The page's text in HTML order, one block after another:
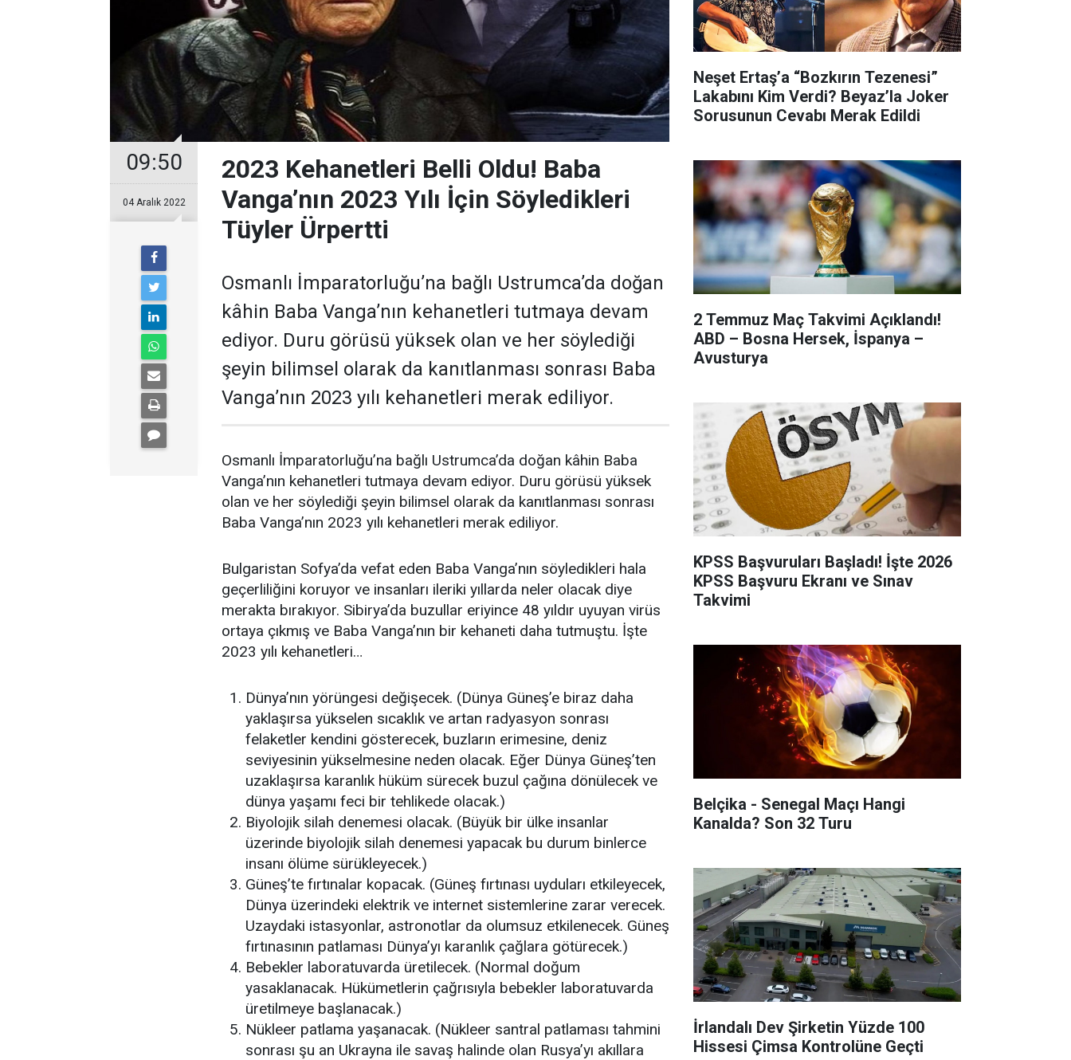
09:50
04 Aralık 2022
2023 Kehanetleri Belli Oldu! Baba
Vanga’nın 2023 Yılı İçin Söyledikleri
Tüyler Ürpertti
Osmanlı İmparatorluğu’na bağlı Ustrumca’da doğan
kâhin Baba Vanga’nın kehanetleri tutmaya devam
ediyor. Duru görüsü yüksek olan ve her söylediği
şeyin bilimsel olarak da kanıtlanması sonrası Baba
Vanga’nın 2023 yılı kehanetleri merak ediliyor.
Osmanlı İmparatorluğu’na bağlı Ustrumca’da doğan kâhin Baba
Vanga’nın kehanetleri tutmaya devam ediyor. Duru görüsü yüksek
olan ve her söylediği şeyin bilimsel olarak da kanıtlanması sonrası
Baba Vanga’nın 2023 yılı kehanetleri merak ediliyor.
Bulgaristan Sofya’da vefat eden Baba Vanga’nın söyledikleri hala
geçerliliğini koruyor ve insanları ileriki yıllarda neler olacak diye
merakta bırakıyor. Sibirya’da buzullar eriyince 48 yıldır uyuyan virüs
ortaya çıkmış ve Baba Vanga’nın bir kehaneti daha tutmuştu. İşte
2023 yılı kehanetleri…
Dünya’nın yörüngesi değişecek. (Dünya Güneş’e biraz daha
yaklaşırsa yükselen sıcaklık ve artan radyasyon sonrası
felaketler kendini gösterecek, buzların erimesine, deniz
seviyesinin yükselmesine neden olacak. Eğer Dünya Güneş’ten
uzaklaşırsa karanlık hüküm sürecek buzul çağına dönülecek ve
dünya yaşamı feci bir tehlikede olacak.)
Biyolojik silah denemesi olacak. (Büyük bir ülke insanlar
üzerinde biyolojik silah denemesi yapacak bu durum binlerce
insanı ölüme sürükleyecek.)
Güneş’te fırtınalar kopacak. (Güneş fırtınası uyduları etkileyecek,
Dünya üzerindeki elektrik ve internet sistemlerine zarar verecek.
Uzaydaki istasyonlar, astronotlar da olumsuz etkilenecek. Güneş
fırtınasının patlaması Dünya’yı karanlık çağlara götürecek.)
Bebekler laboratuvarda üretilecek. (Normal doğum
yasaklanacak. Hükümetlerin çağrısıyla bebekler laboratuvarda
üretilmeye başlanacak.)
Nükleer patlama yaşanacak. (Nükleer santral patlaması tahmini
sonrası şu an Ukrayna ile savaş halinde olan Rusya’yı akıllara
Neşet Ertaş’a “Bozkırın Tezenesi”
Lakabını Kim Verdi? Beyaz’la Joker
Sorusunun Cevabı Merak Edildi
2 Temmuz Maç Takvimi Açıklandı!
ABD – Bosna Hersek, İspanya –
Avusturya
KPSS Başvuruları Başladı! İşte 2026
KPSS Başvuru Ekranı ve Sınav
Takvimi
Belçika - Senegal Maçı Hangi
Kanalda? Son 32 Turu
İrlandalı Dev Şirketin Yüzde 100
Hissesi Çimsa Kontrolüne Geçti